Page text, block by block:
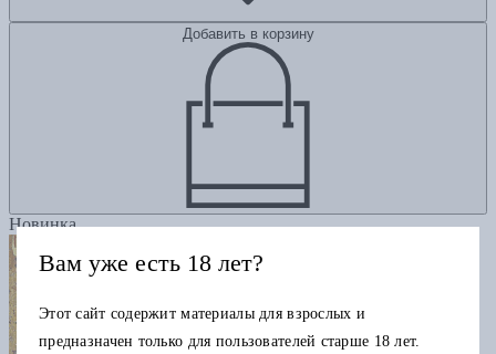
Добавить в корзину
Новинка
Вам уже есть 18 лет?
Этот сайт содержит материалы для взрослых и
предназначен только для пользователей старше 18 лет.